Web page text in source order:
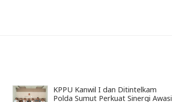
KPPU Kanwil I dan Ditintelkam
Polda Sumut Perkuat Sinergi Awasi